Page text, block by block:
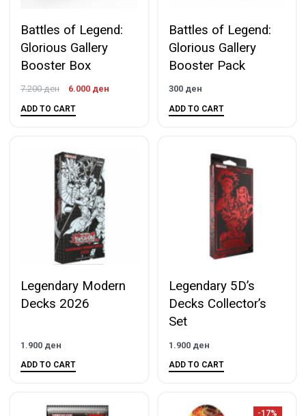
Battles of Legend:
Glorious Gallery
Booster Box
7.200ден 6.000 ден
ADD TO CART
Battles of Legend:
Glorious Gallery
Booster Pack
300 ден
ADD TO CART
Legendary Modern
Decks 2026
1.900 ден
ADD TO CART
Legendary 5D’s
Decks Collector’s
Set
1.900 ден
ADD TO CART
-17%